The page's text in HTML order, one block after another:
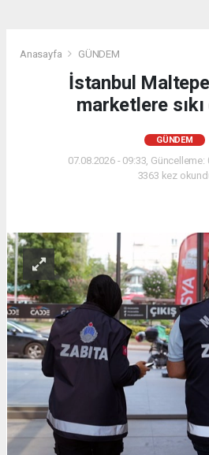
Anasayfa GÜNDEM
İstanbul
marketlere
GÜNDEM
07.08.2026 - 09:33, Güncelleme:
3363 kez